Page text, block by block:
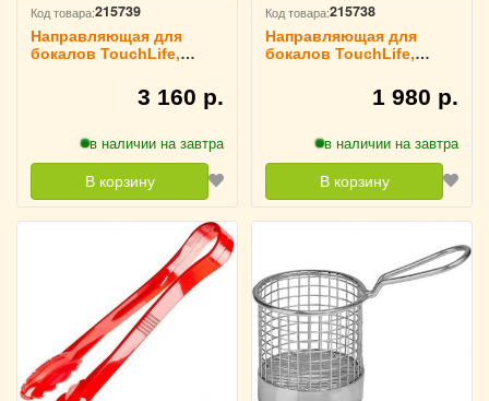
Код товара:215739
Направляющая для
бокалов TouchLife,
3 160 р.
в наличии на завтра
В корзину
Код товара:215738
Направляющая для
бокалов TouchLife,
1 980 р.
в наличии на завтра
В корзину